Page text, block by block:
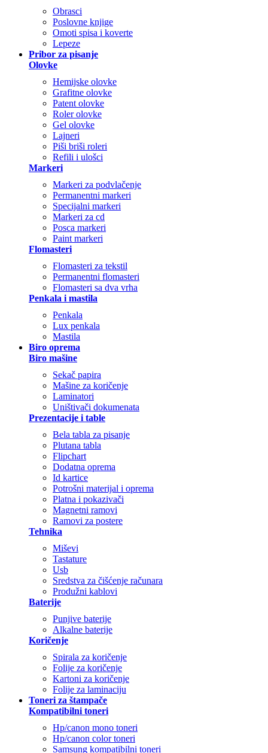
Obrasci
Poslovne knjige
Omoti spisa i koverte
Lepeze
Pribor za pisanje
Olovke
Hemijske olovke
Grafitne olovke
Patent olovke
Roler olovke
Gel olovke
Lajneri
Piši briši roleri
Refili i ulošci
Markeri
Markeri za podvlačenje
Permanentni markeri
Specijalni markeri
Markeri za cd
Posca markeri
Paint markeri
Flomasteri
Flomasteri za tekstil
Permanentni flomasteri
Flomasteri sa dva vrha
Penkala i mastila
Penkala
Lux penkala
Mastila
Biro oprema
Biro mašine
Sekač papira
Mašine za koričenje
Laminatori
Uništivači dokumenata
Prezentacije i table
Bela tabla za pisanje
Plutana tabla
Flipchart
Dodatna oprema
Id kartice
Potrošni materijal i oprema
Platna i pokazivači
Magnetni ramovi
Ramovi za postere
Tehnika
Miševi
Tastature
Usb
Sredstva za čišćenje računara
Produžni kablovi
Baterije
Punjive baterije
Alkalne baterije
Koričenje
Spirala za koričenje
Folije za koričenje
Kartoni za koričenje
Folije za laminaciju
Toneri za štampače
Kompatibilni toneri
Hp/canon mono toneri
Hp/canon color toneri
Samsung kompatibilni toneri